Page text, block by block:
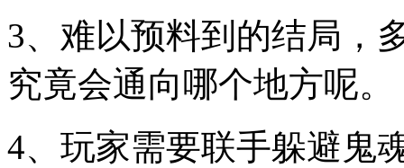
3、难以预料到的结局，
究竟会通向哪个地方呢。
4、玩家需要联手躲避鬼